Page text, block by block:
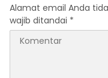
Alamat email Anda
wajib ditandai *